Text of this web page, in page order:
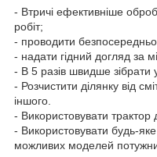
- Втричі ефективніше
робіт;
- проводити безпосередньо
- надати гідний догляд за
- В 5 разів швидше зібрати
- Розчистити ділянку від
іншого.
- Використовувати трактор
- Використовувати будь-
можливих моделей